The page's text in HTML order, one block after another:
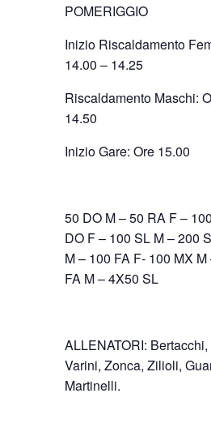
POMERIGGIO
Inizio Riscaldamento
14.00 – 14.25
Riscaldamento Maschi:
14.50
Inizio Gare: Ore 15.00
50 DO M – 50 RA F –
DO F – 100 SL M – 200
M – 100 FA F- 100 MX
FA M – 4X50 SL
ALLENATORI:
Varini, Zonca, Zilioli,
Martinelli.